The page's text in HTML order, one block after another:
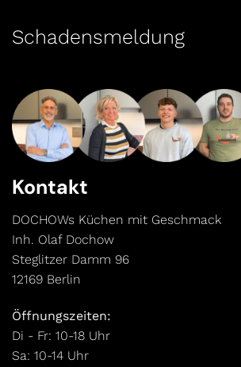
Schadensmeldung
Kontakt
DOCHOWs Küchen mit Geschmack
Inh. Olaf Dochow
Steglitzer Damm 96
12169 Berlin
Öffnungszeiten:
Di - Fr: 10-18 Uhr
Sa: 10-14 Uhr